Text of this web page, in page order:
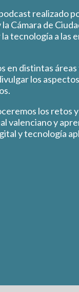
realizado
Cámara de
tecnología a las
en distintas
los
los retos
valenciano y
y tecnología